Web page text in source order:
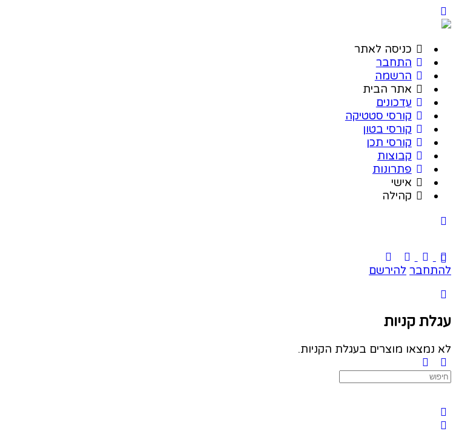
כניסה לאתר
התחבר
הרשמה
אתר הבית
עדכונים
קורסי סטטיקה
קורסי בטון
קורסי תכן
קבוצות
פתרונות
אישי
קהילה
להתחבר להירשם
עגלת קניות
לא נמצאו מוצרים בעגלת הקניות.
Search